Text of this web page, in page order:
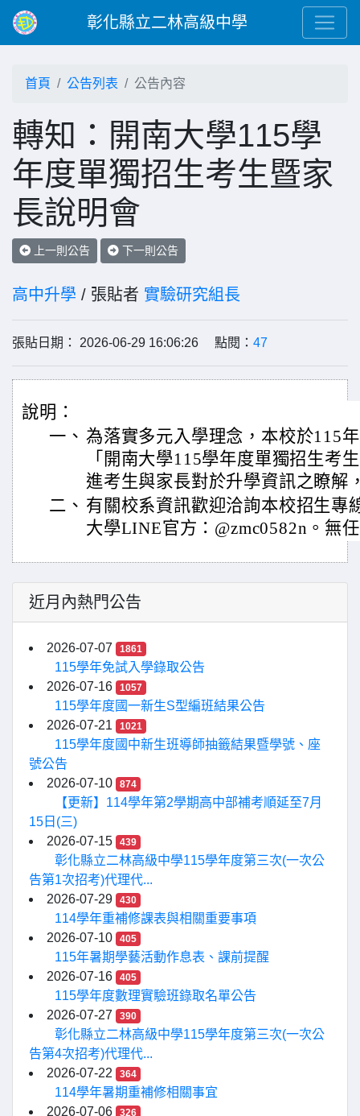
彰化縣立二林高級中學
首頁 公告列表 公告內容
轉知：開南大學115學
年度單獨招生考生暨家
長說明會
上一則公告 下一則公告
高中升學 / 張貼者 實驗研究組長
張貼日期： 2026-06-29 16:06:26 點閱： 47
說明：
一、 為落實多元入學理念，本校於115
「開南大學115學年度單獨招生考
進考生與家長對於升學資訊之瞭解
二、 有關校系資訊歡迎洽詢本校招生專
大學LINE官方：@zmc0582n。無
近月內熱門公告
2026-07-07 1861
115學年免試入學錄取公告
2026-07-16
1057
115學年度國一新生S型編班結果公告
2026-07-21
1021
115學年度國中新生班導師抽籤結果暨學號、座
號公告
2026-07-10
874
【更新】114學年第2學期高中部補考順延至7月
15日(三)
2026-07-15
439
彰化縣立二林高級中學115學年度第三次(一次公
告第1次招考)代理代...
2026-07-29
430
114學年重補修課表與相關重要事項
2026-07-10
405
115年暑期學藝活動作息表、課前提醒
2026-07-16
405
115學年度數理實驗班錄取名單公告
2026-07-27
390
彰化縣立二林高級中學115學年度第三次(一次公
告第4次招考)代理代...
2026-07-22
364
114學年暑期重補修相關事宜
2026-07-06
326